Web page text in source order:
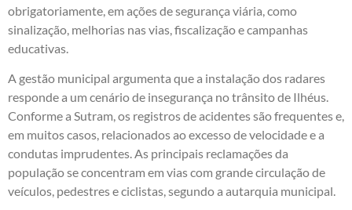
obrigatoriamente, em ações de segurança viária, como
sinalização, melhorias nas vias, fiscalização e campanhas
educativas.
A gestão municipal argumenta que a instalação dos radares
responde a um cenário de insegurança no trânsito de Ilhéus.
Conforme a Sutram, os registros de acidentes são frequentes e,
em muitos casos, relacionados ao excesso de velocidade e a
condutas imprudentes. As principais reclamações da
população se concentram em vias com grande circulação de
veículos, pedestres e ciclistas, segundo a autarquia municipal.